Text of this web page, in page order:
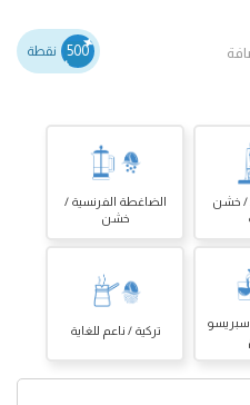
500 نقطة
/ خشن
الضاغطة الفرنسية /
خشن
اسبريسو
تركية / ناعم للغاية